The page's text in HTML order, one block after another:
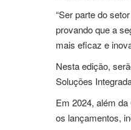
“Ser parte do
provando que a
mais eficaz e
Nesta edição,
Soluções
Em 2024, além
os lançamentos,